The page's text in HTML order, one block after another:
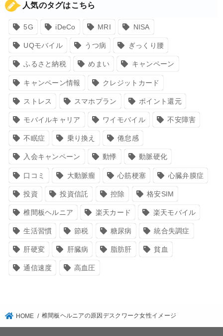
人気のタグはこちら
5G iDeCo MRI NISA
UQモバイル うつ病 ぎっくり腰
ふるさと納税 めまい キャンペーン
キャンペーン情報 クレジットカード
ストレス スマホプラン ポイント還元
モバイルキャリア ワイモバイル 不安障害
不眠症 乗り換え 倦怠感
入会キャンペーン 動悸 動脈硬化
口コミ 大動脈瘤 心筋梗塞 心臓弁膜症
投資 投資信託 控除 格安SIM
椎間板ヘルニア 楽天カード 楽天モバイル
生活習慣 節税 糖尿病 統合失調症
肝硬変 肝臓病 脂肪肝 貧血
通信速度 高血圧
HOME 椎間板ヘルニアの原因デスクワーク女性イメージ